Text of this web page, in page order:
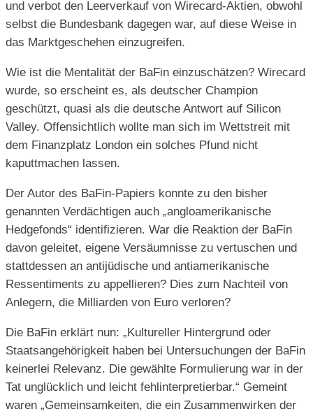
und verbot den Leerverkauf von Wirecard-Aktien, obwohl
selbst die Bundesbank dagegen war, auf diese Weise in
das Marktgeschehen einzugreifen.
Wie ist die Mentalität der BaFin einzuschätzen? Wirecard
wurde, so erscheint es, als deutscher Champion
geschützt, quasi als die deutsche Antwort auf Silicon
Valley. Offensichtlich wollte man sich im Wettstreit mit
dem Finanzplatz London ein solches Pfund nicht
kaputtmachen lassen.
Der Autor des BaFin-Papiers konnte zu den bisher
genannten Verdächtigen auch „angloamerikanische
Hedgefonds“ identifizieren. War die Reaktion der BaFin
davon geleitet, eigene Versäumnisse zu vertuschen und
stattdessen an antijüdische und antiamerikanische
Ressentiments zu appellieren? Dies zum Nachteil von
Anlegern, die Milliarden von Euro verloren?
Die BaFin erklärt nun: „Kultureller Hintergrund oder
Staatsangehörigkeit haben bei Untersuchungen der BaFin
keinerlei Relevanz. Die gewählte Formulierung war in der
Tat unglücklich und leicht fehlinterpretierbar.“ Gemeint
waren „Gemeinsamkeiten, die ein Zusammenwirken der